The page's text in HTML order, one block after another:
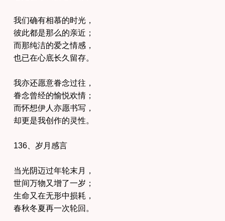
我们确有相慕的时光，
彼此都是那么的亲近；
而那纯洁的爱之情感，
也已在心底长久留存。
我亦还愿意眷念过往，
眷念曾经的愉悦欢情；
而怀想伊人亦愿书写，
却更是我创作的灵性。
136、岁月感言
当光阴迈过年轮末月，
世间万物又增了一岁；
生命又在无形中损耗，
春秋冬夏再一次轮回。